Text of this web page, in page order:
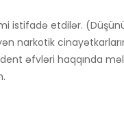
istifadə etdilər.
narkotik
əfvləri haqqında